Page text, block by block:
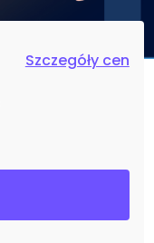
Szczegóły cen